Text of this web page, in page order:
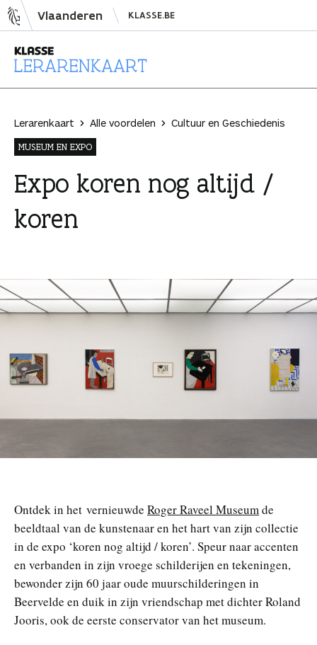
N
a
g
e
n
Vlaanderen KLASSE.BE
r
a
r
e
n
k
a
t
Lerarenkaart Alle voordelen
Cultuur en Geschiedenis
MUSEUM EN EXPO
Expo koren nog altijd /
koren
Ontdek in het vernieuwde Roger Raveel Museum de
beeldtaal van de kunstenaar en het hart van zijn collectie
in de expo ‘koren nog altijd / koren’. Speur naar accenten
en verbanden in zijn vroege schilderijen en tekeningen,
bewonder zijn 60 jaar oude muurschilderingen in
Beervelde en duik in zijn vriendschap met dichter Roland
Jooris, ook de eerste conservator van het museum.